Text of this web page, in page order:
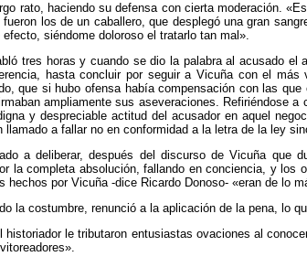
rato, haciendo su defensa con cierta moderación.
los de un caballero, que desplegó una gran
siéndome doloroso el tratarlo tan mal».
tres horas y cuando se dio la palabra al acusado
hasta concluir por seguir a Vicuña con el
que si hubo ofensa había compensación con las
ampliamente sus aseveraciones. Refiriéndose
y despreciable actitud del acusador en aquel
llamado a fallar no en conformidad a la letra de la ley
a deliberar, después del discurso de Vicuña
la completa absolución, fallando en conciencia, y
hechos por Vicuña -dice Ricardo Donoso- «eran de lo
la costumbre, renunció a la aplicación de la pena, lo
historiador le tributaron entusiastas ovaciones al